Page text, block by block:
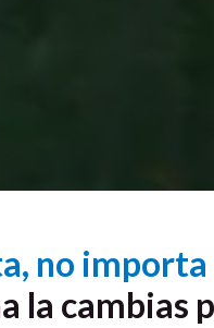
no importa
la cambias